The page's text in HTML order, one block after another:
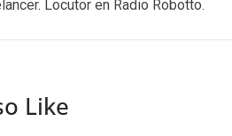
Locutor en Radio Robotto.
Like